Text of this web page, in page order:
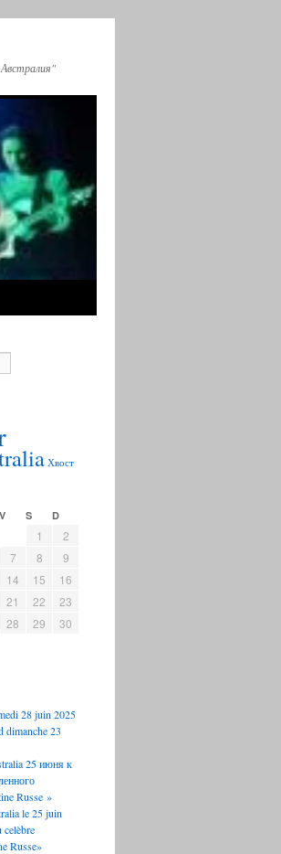
Хвост
V S D
1
2
7 8
9
14 15
16
21 22
23
28 29
30
28 juin 2025
dimanche 23
25 июня к
Russe »
le 25 juin
celèbre
Russe»